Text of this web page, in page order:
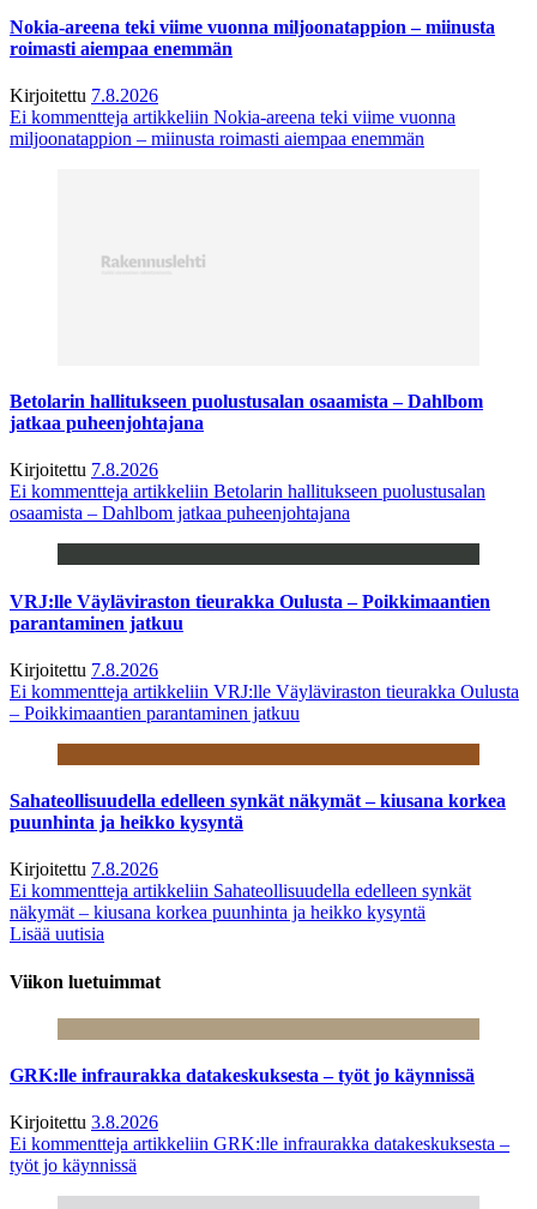
Nokia-areena teki viime vuonna miljoonatappion – miinusta
roimasti aiempaa enemmän
Kirjoitettu 7.8.2026
Ei kommentteja artikkeliin Nokia-areena teki viime vuonna
miljoonatappion – miinusta roimasti aiempaa enemmän
Betolarin hallitukseen puolustusalan osaamista – Dahlbom
jatkaa puheenjohtajana
Kirjoitettu 7.8.2026
Ei kommentteja artikkeliin Betolarin hallitukseen puolustusalan
osaamista – Dahlbom jatkaa puheenjohtajana
VRJ:lle Väyläviraston tieurakka Oulusta – Poikkimaantien
parantaminen jatkuu
Kirjoitettu 7.8.2026
Ei kommentteja artikkeliin VRJ:lle Väyläviraston tieurakka Oulusta
– Poikkimaantien parantaminen jatkuu
Sahateollisuudella edelleen synkät näkymät – kiusana korkea
puunhinta ja heikko kysyntä
Kirjoitettu 7.8.2026
Ei kommentteja artikkeliin Sahateollisuudella edelleen synkät
näkymät – kiusana korkea puunhinta ja heikko kysyntä
Lisää uutisia
Viikon luetuimmat
GRK:lle infraurakka datakeskuksesta – työt jo käynnissä
Kirjoitettu 3.8.2026
Ei kommentteja artikkeliin GRK:lle infraurakka datakeskuksesta –
työt jo käynnissä